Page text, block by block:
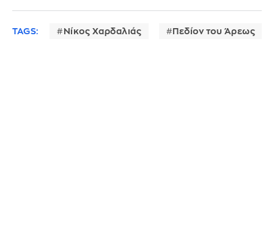
TAGS: Νίκος Χαρδαλιάς Πεδίον του Άρεως